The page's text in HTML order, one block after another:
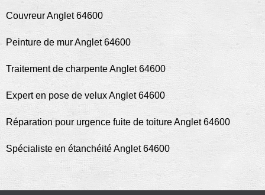
Couvreur Anglet 64600
Peinture de mur Anglet 64600
Traitement de charpente Anglet 64600
Expert en pose de velux Anglet 64600
Réparation pour urgence fuite de toiture Anglet 64600
Spécialiste en étanchéité Anglet 64600